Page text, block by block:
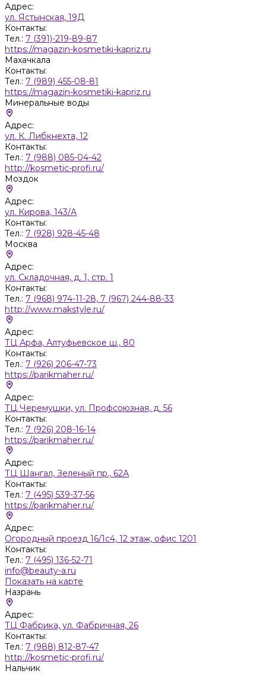
Адрес:
ул. Ястынская, 19Д
Контакты:
Тел.: 7 (391)-219-89-87
https://magazin-kosmetiki-kapriz.ru
Махачкала
Контакты:
Тел.: 7 (989) 455-08-81
https://magazin-kosmetiki-kapriz.ru
Минеральные воды
Адрес:
ул. К. Либкнехта, 12
Контакты:
Тел.: 7 (988) 085-04-42
http://kosmetic-profi.ru/
Моздок
Адрес:
ул. Кирова, 143/А
Контакты:
Тел.: 7 (928) 928-45-48
Москва
Адрес:
ул. Складочная, д. 1, стр. 1
Контакты:
Тел.: 7 (968) 974-11-28, 7 (967) 244-88-33
http://www.makstyle.ru/
Адрес:
ТЦ Арфа, Алтуфьевское ш., 80
Контакты:
Тел.: 7 (926) 206-47-73
https://parikmaher.ru/
Адрес:
ТЦ Черемушки, ул. Профсоюзная, д. 56
Контакты:
Тел.: 7 (926) 208-16-14
https://parikmaher.ru/
Адрес:
ТЦ Шангал, Зеленый пр., 62А
Контакты:
Тел.: 7 (495) 539-37-56
https://parikmaher.ru/
Адрес:
Огородный проезд 16/1с4, 12 этаж, офис 1201
Контакты:
Тел.: 7 (495) 136-52-71
info@beauty-a.ru
Показать на карте
Назрань
Адрес:
ТЦ Фабрика, ул. Фабричная, 26
Контакты:
Тел.: 7 (988) 812-87-47
http://kosmetic-profi.ru/
Нальчик